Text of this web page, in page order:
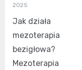
2025
Jak działa
mezoterapia
bezigłowa?
Mezoterapia